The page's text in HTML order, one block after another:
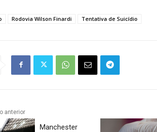
Rodovia Wilson Finardi Tentativa de Suicídio
anterior
Manchester